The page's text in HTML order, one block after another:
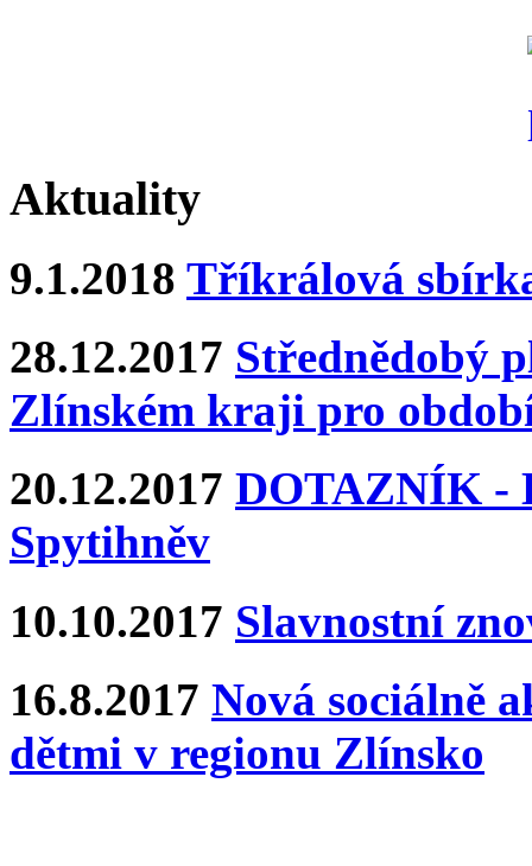
Aktuality
9.1.2018 Tříkrálová
28.12.2017 Střednědobý
Zlínském kraji pro
20.12.2017 DOTAZNÍK -
Spytihněv
10.10.2017 Slavnostní
16.8.2017 Nová sociálně
dětmi v regionu Zlínsko